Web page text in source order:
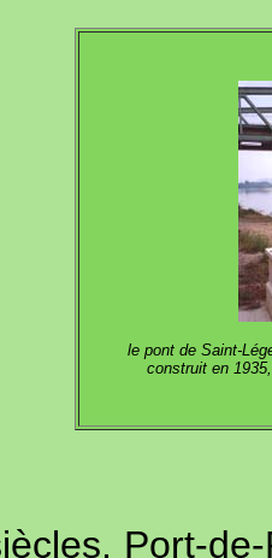
le pont de Saint-
construit en
Port-